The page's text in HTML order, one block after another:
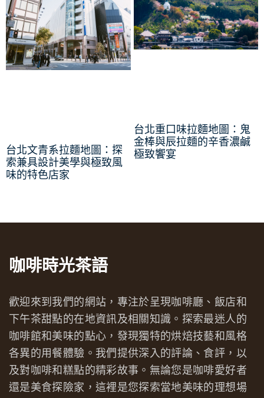
台北文青系拉麵地圖：探
索兼具設計美學與極致風
味的特色店家
台北重口味拉麵地圖：鬼
金棒與辰拉麵的辛香濃鹹
極致饗宴
咖啡時光茶語
歡迎來到我們的網站，專注於呈現咖啡廳、飯店和
下午茶甜點的在地資訊及相關知識。探索最迷人的
咖啡館和美味的點心，發現獨特的烘焙技藝和風格
各異的用餐體驗。我們提供深入的評論、食評，以
及對咖啡和糕點的精彩故事。無論您是咖啡愛好者
還是美食探險家，這裡是您探索當地美味的理想場